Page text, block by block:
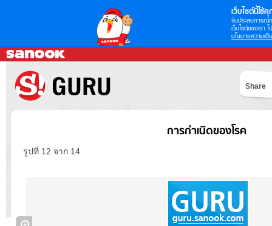
เว็บไซต์นี้ใช้คุ
รับประสบการณ์
เว็บไซต์ของเรา
นโยบายความเป็
Share
การกำเนิดของโรค
รูปที่ 12 จาก 14